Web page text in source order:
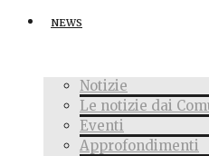
NEWS
Notizie
Le notizie dai
Eventi
Approfondimenti